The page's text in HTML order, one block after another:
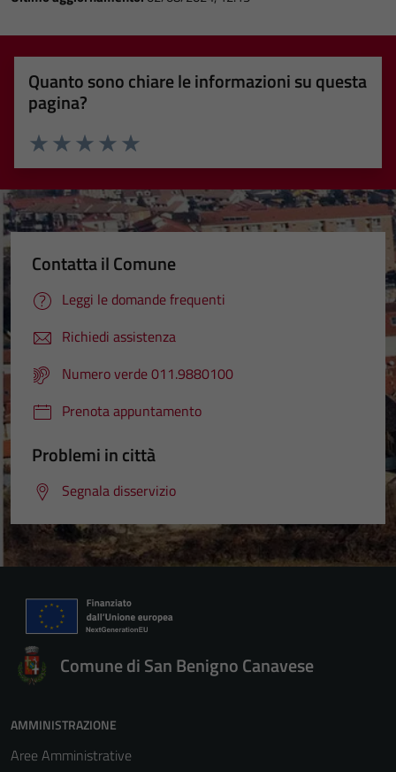
Quanto sono chiare le informazioni su questa
pagina?
Valuta 5 stelle su 5
Valuta 4 stelle su 5
Valuta 3 stelle su 5
Valuta 2 stelle su 5
Valuta 1 stelle su 5
Contatta il Comune
Leggi le domande frequenti
Richiedi assistenza
Numero verde 011.9880100
Prenota appuntamento
Problemi in città
Segnala disservizio
Comune di San Benigno Canavese
AMMINISTRAZIONE
Aree Amministrative